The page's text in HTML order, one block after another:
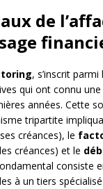
de
, s’inscrit
qui ont connu une
années. Cette
tripartite
créances), le
créances) et le
consiste
à un tiers